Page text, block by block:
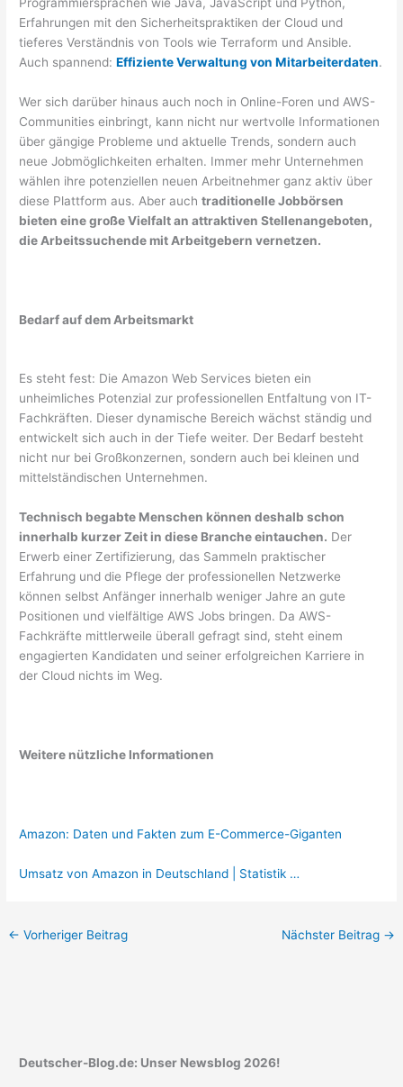
Erfahrungen mit den Sicherheitspraktiken der Cloud und
tieferes Verständnis von Tools wie Terraform und Ansible.
Auch spannend:Effiziente Verwaltung von Mitarbeiterdaten.
Wer sich darüber hinaus auch noch in Online-Foren und AWS-
Communities einbringt, kann nicht nur wertvolle Informationen
über gängige Probleme und aktuelle Trends, sondern auch
neue Jobmöglichkeiten erhalten. Immer mehr Unternehmen
wählen ihre potenziellen neuen Arbeitnehmer ganz aktiv über
diese Plattform aus. Aber auchtraditionelle Jobbörsen
bieten eine große Vielfalt an attraktiven Stellenangeboten,
die Arbeitssuchende mit Arbeitgebern vernetzen.
Bedarf auf dem Arbeitsmarkt
Es steht fest: Die Amazon Web Services bieten ein
unheimliches Potenzial zur professionellen Entfaltung von IT-
Fachkräften. Dieser dynamische Bereich wächst ständig und
entwickelt sich auch in der Tiefe weiter. Der Bedarf besteht
nicht nur bei Großkonzernen, sondern auch bei kleinen und
mittelständischen Unternehmen.
Technisch begabte Menschen können deshalb schon
innerhalb kurzer Zeit in diese Branche eintauchen. Der
Erwerb einer Zertifizierung, das Sammeln praktischer
Erfahrung und die Pflege der professionellen Netzwerke
können selbst Anfänger innerhalb weniger Jahre an gute
Positionen und vielfältige AWS Jobs bringen. Da AWS-
Fachkräfte mittlerweile überall gefragt sind, steht einem
engagierten Kandidaten und seiner erfolgreichen Karriere in
der Cloud nichts im Weg.
Weitere nützliche Informationen
Amazon: Daten und Fakten zum E-Commerce-Giganten
Umsatz von Amazon in Deutschland | Statistik …
← Vorheriger Beitrag Nächster Beitrag →
Deutscher-Blog.de: Unser Newsblog 2026!